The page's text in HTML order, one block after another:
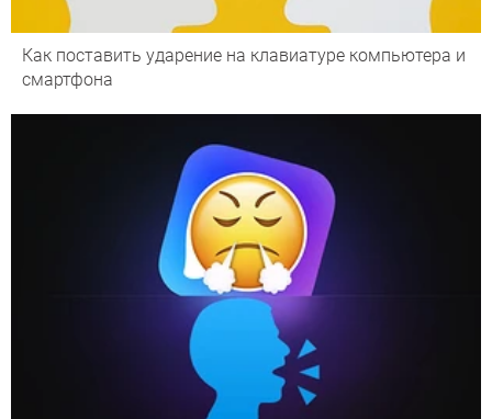
Как поставить ударение на клавиатуре компьютера и
смартфона